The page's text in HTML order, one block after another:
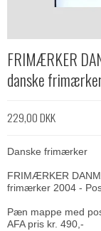
FRIMÆRKER
danske
229,00 DKK
Danske frimærker
FRIMÆRKER
frimærker 2004 -
Pæn mappe med
AFA pris kr. 490,-